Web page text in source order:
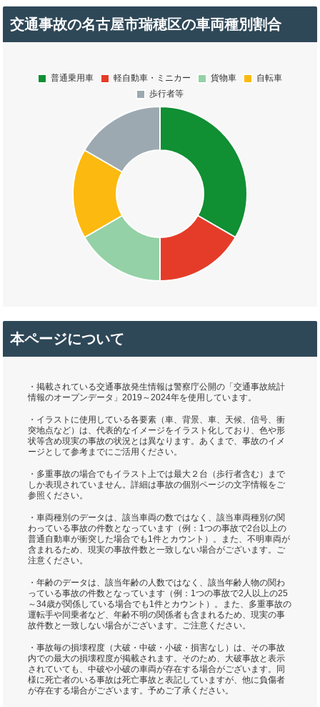
交通事故の名古屋市瑞穂区の車両種別割合
本ページについて
・掲載されている交通事故発生情報は警察庁公開の「交通事故統計
情報のオープンデータ」2019～2024年を使用しています。
・イラストに使用している各要素（車、背景、車、天候、信号、衝
突地点など）は、代表的なイメージをイラスト化しており、色や形
状等含め現実の事故の状況とは異なります。あくまで、事故のイメ
ージとして参考までにご活用ください。
・多重事故の場合でもイラスト上では最大２台（歩行者含む）まで
しか表現されていません。詳細は事故の個別ページの文字情報をご
参照ください。
・車両種別のデータは、該当車両の数ではなく、該当車両種別の関
わっている事故の件数となっています（例：1つの事故で2台以上の
普通自動車が衝突した場合でも1件とカウント）。また、不明車両が
含まれるため、現実の事故件数と一致しない場合がございます。ご
注意ください。
・年齢のデータは、該当年齢の人数ではなく、該当年齢人物の関わ
っている事故の件数となっています（例：1つの事故で2人以上の25
～34歳が関係している場合でも1件とカウント）。また、多重事故の
運転手や同乗者など、年齢不明の関係者も含まれるため、現実の事
故件数と一致しない場合がございます。ご注意ください。
・事故毎の損壊程度（大破・中破・小破・損害なし）は、その事故
内での最大の損壊程度が掲載されます。そのため、大破事故と表示
されていても、中破や小破の車両が存在する場合がございます。同
様に死亡者のいる事故は死亡事故と表記していますが、他に負傷者
が存在する場合がございます。予めご了承ください。